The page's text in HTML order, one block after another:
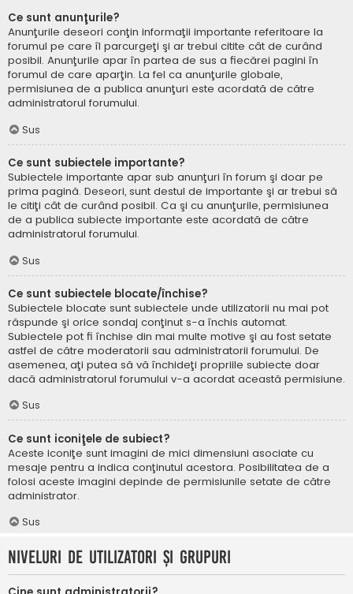
Ce sunt anunţurile?
Anunţurile deseori conţin informaţii importante referitoare la
forumul pe care îl parcurgeţi şi ar trebui citite cât de curând
posibil. Anunţurile apar în partea de sus a fiecărei pagini în
forumul de care aparţin. La fel ca anunţurile globale,
permisiunea de a publica anunţuri este acordată de către
administratorul forumului.
Sus
Ce sunt subiectele importante?
Subiectele importante apar sub anunţuri în forum şi doar pe
prima pagină. Deseori, sunt destul de importante şi ar trebui să
le citiţi cât de curând posibil. Ca şi cu anunţurile, permisiunea
de a publica subiecte importante este acordată de către
administratorul forumului.
Sus
Ce sunt subiectele blocate/închise?
Subiectele blocate sunt subiectele unde utilizatorii nu mai pot
răspunde şi orice sondaj conţinut s-a închis automat.
Subiectele pot fi închise din mai multe motive şi au fost setate
astfel de către moderatorii sau administratorii forumului. De
asemenea, aţi putea să vă închideţi propriile subiecte doar
dacă administratorul forumului v-a acordat această permisiune.
Sus
Ce sunt iconiţele de subiect?
Aceste iconiţe sunt imagini de mici dimensiuni asociate cu
mesaje pentru a indica conţinutul acestora. Posibilitatea de a
folosi aceste imagini depinde de permisiunile setate de către
administrator.
Sus
Niveluri de utilizatori şi grupuri